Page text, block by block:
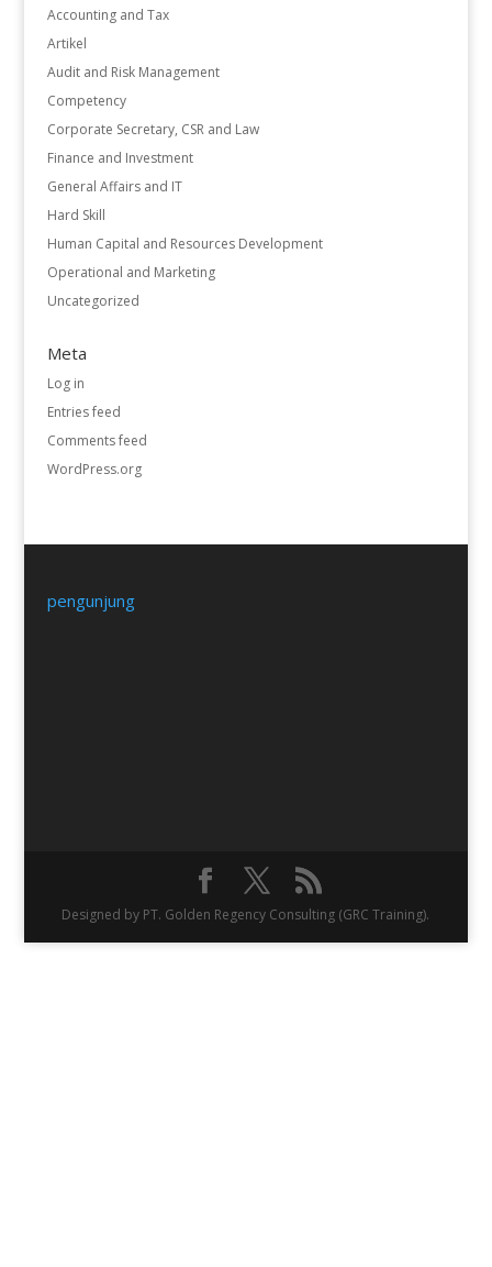
Accounting and Tax
Artikel
Audit and Risk Management
Competency
Corporate Secretary, CSR and Law
Finance and Investment
General Affairs and IT
Hard Skill
Human Capital and Resources Development
Operational and Marketing
Uncategorized
Meta
Log in
Entries feed
Comments feed
WordPress.org
pengunjung
Designed by PT. Golden Regency Consulting (GRC Training).